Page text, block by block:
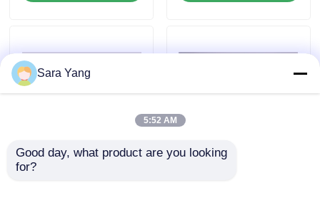
আমাদের সাথে যোগাযোগ করুন
মামলা
অনলাইন শপিং / এক্সপ্রেস
Sara Yang
5:52 AM
Good day, what product are you looking
for?